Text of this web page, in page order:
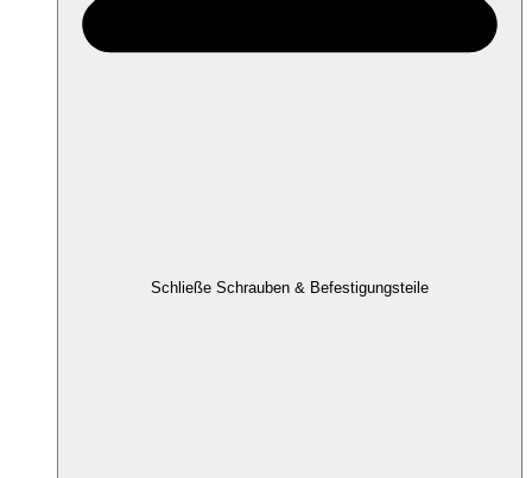
Schließe Schrauben & Befestigungsteile